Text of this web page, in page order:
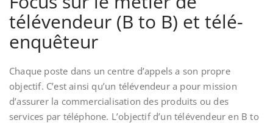
télévendeur (B to B) et télé-
enquêteur
Chaque poste dans un centre d’appels a son propre
objectif. C’est ainsi qu’un télévendeur a pour mission
d’assurer la commercialisation des produits ou des
services par téléphone. L’objectif d’un télévendeur en B to